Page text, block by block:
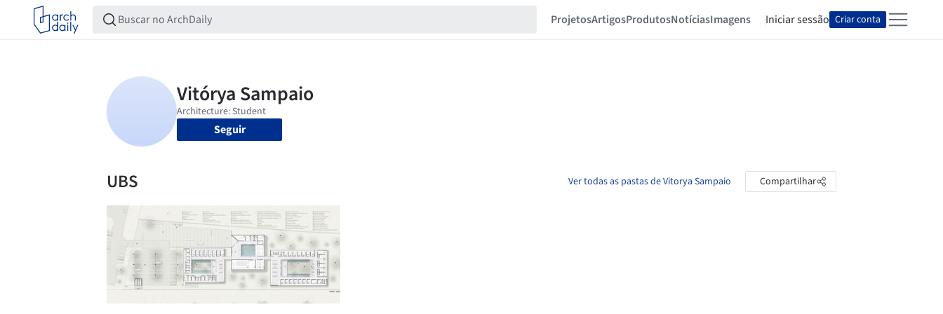
ProjetosArtigosProdutosNotíciasImagens Iniciar sessão Criar conta
Seguir
UBS Ver todas as pastas de Vitorya Sampaio Compartilhar